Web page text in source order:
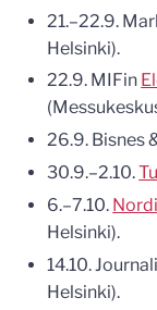
21.–22.9.
Helsinki).
22.9. MIFin
26.9. Bisnes
30.9.–2.10.
6.–7.10.
Helsinki).
14.10.
Helsinki).